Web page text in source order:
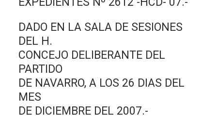
DADO EN LA SALA DE SESIONES
DEL H.
CONCEJO DELIBERANTE DEL
PARTIDO
DE NAVARRO, A LOS 26 DIAS DEL
MES
DE DICIEMBRE DEL 2007.-